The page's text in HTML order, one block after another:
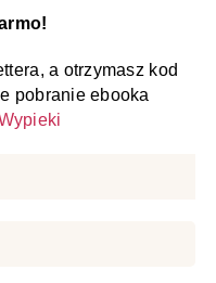
a otrzymasz kod
pobranie ebooka